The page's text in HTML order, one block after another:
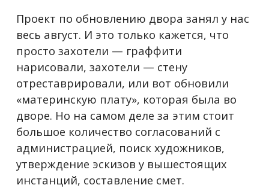
Проект по обновлению двора занял у нас
весь август. И это только кажется, что
просто захотели — граффити
нарисовали, захотели — стену
отреставрировали, или вот обновили
«материнскую плату», которая была во
дворе. Но на самом деле за этим стоит
большое количество согласований с
администрацией, поиск художников,
утверждение эскизов у вышестоящих
инстанций, составление смет.